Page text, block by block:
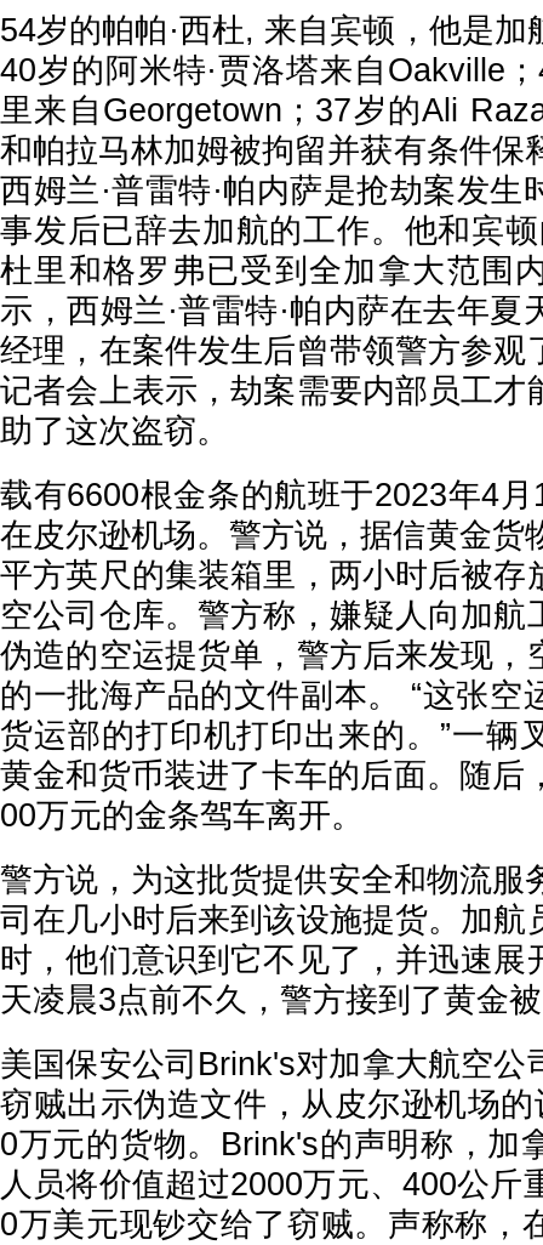
54岁的帕帕·西杜, 来自宾顿，他是
40岁的阿米特·贾洛塔来自Oakville
里来自Georgetown；37岁的Ali
和帕拉马林加姆被拘留并获有条件保
西姆兰·普雷特·帕内萨是抢劫案发生
事发后已辞去加航的工作。他和宾
杜里和格罗弗已受到全加拿大范围
示，西姆兰·普雷特·帕内萨在去年夏
经理，在案件发生后曾带领警方参观
记者会上表示，劫案需要内部员工才
助了这次盗窃。
载有6600根金条的航班于2023年4
在皮尔逊机场。警方说，据信黄金货
平方英尺的集装箱里，两小时后被存
空公司仓库。警方称，嫌疑人向加航
伪造的空运提货单，警方后来发现，
的一批海产品的文件副本。 “这张空
货运部的打印机打印出来的。”一辆
黄金和货币装进了卡车的后面。随后
00万元的金条驾车离开。
警方说，为这批货提供安全和物流服
司在几小时后来到该设施提货。加航
时，他们意识到它不见了，并迅速展
天凌晨3点前不久，警方接到了黄金
美国保安公司 Brink's对加拿大航空公
窃贼出示伪造文件，从皮尔逊机场
0万元的货物。Brink's的声明称，加
人员将价值超过2000万元、400公斤
0万美元现钞交给了窃贼。声称称，